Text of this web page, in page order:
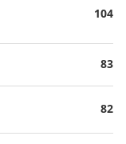
104
83
82